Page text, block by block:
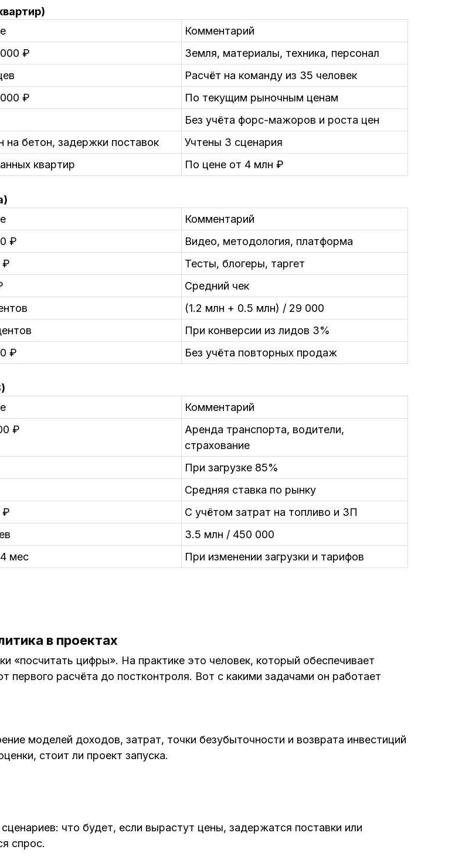
Комментарий
₽
Земля, материалы, техника, персонал
Расчёт на команду из 35 человек
₽
По текущим рыночным ценам
Без учёта форс-мажоров и роста цен
на бетон, задержки поставок
Учтены 3 сценария
квартир По цене от 4 млн ₽
Комментарий
₽
Видео, методология, платформа
₽
Тесты, блогеры, таргет
Средний чек
(1.2 млн + 0.5 млн) / 29 000
При конверсии из лидов 3%
₽ Без учёта повторных продаж
Комментарий
₽
Аренда транспорта, водители,
страхование
При загрузке 85%
Средняя ставка по рынку
₽
С учётом затрат на топливо и ЗП
3.5 млн / 450 000
мес При изменении загрузки и тарифов
в проектах
«посчитать цифры». На практике это человек, который обеспечивает
первого расчёта до постконтроля. Вот с какими задачами он работает
моделей доходов, затрат, точки безубыточности и возврата инвестиций
стоит ли проект запуска.
что будет, если вырастут цены, задержатся поставки или
спрос.